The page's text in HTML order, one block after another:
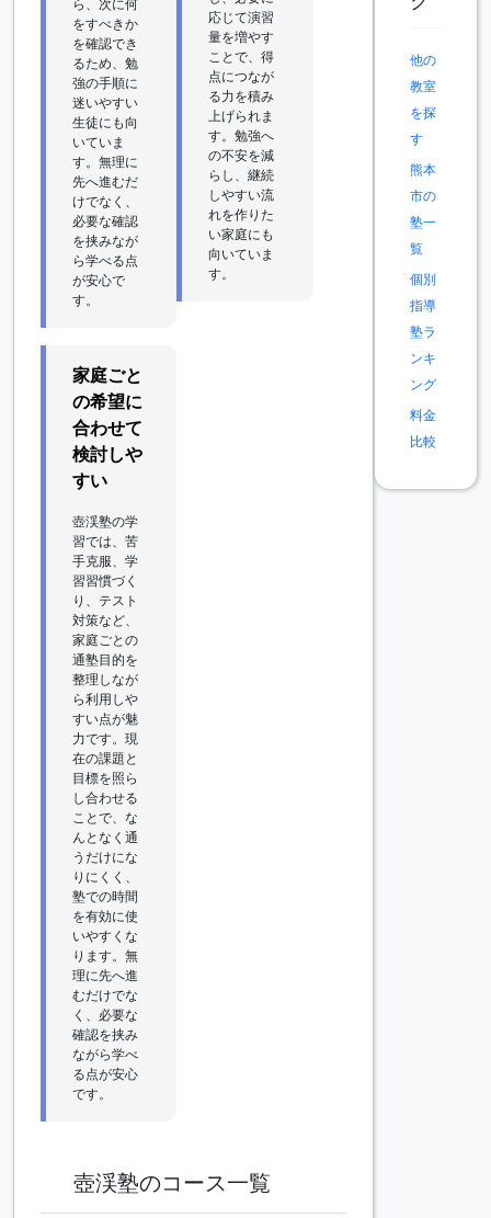
ら、次に何
をすべきか
を確認でき
るため、勉
強の手順に
迷いやすい
生徒にも向
いていま
す。無理に
先へ進むだ
けでなく、
必要な確認
を挟みなが
ら学べる点
が安心で
す。
応じて演習
量を増やす
ことで、得
点につなが
る力を積み
上げられま
す。勉強へ
の不安を減
らし、継続
しやすい流
れを作りた
い家庭にも
向いていま
す。
家庭ごと
の希望に
合わせて
検討しや
すい
壺渓塾の学
習では、苦
手克服、学
習習慣づく
り、テスト
対策など、
家庭ごとの
通塾目的を
整理しなが
ら利用しや
すい点が魅
力です。現
在の課題と
目標を照ら
し合わせる
ことで、な
んとなく通
うだけにな
りにくく、
塾での時間
を有効に使
いやすくな
ります。無
理に先へ進
むだけでな
く、必要な
確認を挟み
ながら学べ
る点が安心
です。
壺渓塾のコース一覧
他の
教室
を探
す
熊本
市の
塾一
覧
個別
指導
塾ラ
ンキ
ング
料金
比較